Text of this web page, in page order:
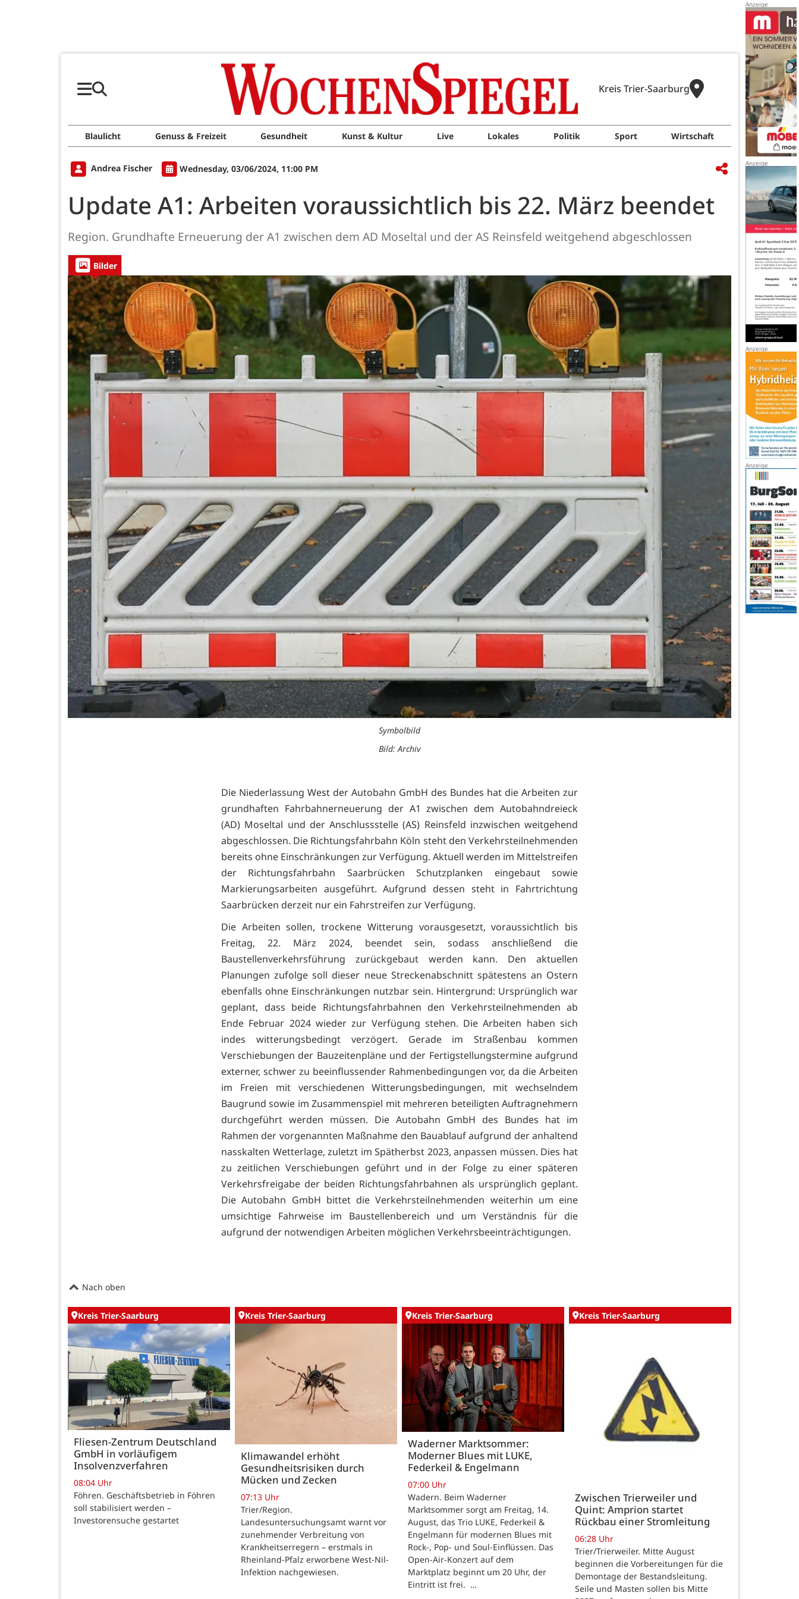
Kreis Trier-Saarburg
Blaulicht Genuss & Freizeit Gesundheit Kunst & Kultur Live Lokales Politik Sport Wirtschaft
Andrea Fischer Wednesday, 03/06/2024, 11:00 PM
Update A1: Arbeiten voraussichtlich bis 22. März beendet
Region. Grundhafte Erneuerung der A1 zwischen dem AD Moseltal und der AS Reinsfeld weitgehend abgeschlossen
Bilder
Symbolbild
Bild: Archiv
Die Niederlassung West der Autobahn GmbH des Bundes hat die Arbeiten zur
grundhaften Fahrbahnerneuerung der A1 zwischen dem Autobahndreieck
(AD) Moseltal und der Anschlussstelle (AS) Reinsfeld inzwischen weitgehend
abgeschlossen. Die Richtungsfahrbahn Köln steht den Verkehrsteilnehmenden
bereits ohne Einschränkungen zur Verfügung. Aktuell werden im Mittelstreifen
der Richtungsfahrbahn Saarbrücken Schutzplanken eingebaut sowie
Markierungsarbeiten ausgeführt. Aufgrund dessen steht in Fahrtrichtung
Saarbrücken derzeit nur ein Fahrstreifen zur Verfügung.
Die Arbeiten sollen, trockene Witterung vorausgesetzt, voraussichtlich bis
Freitag, 22. März 2024, beendet sein, sodass anschließend die
Baustellenverkehrsführung zurückgebaut werden kann. Den aktuellen
Planungen zufolge soll dieser neue Streckenabschnitt spätestens an Ostern
ebenfalls ohne Einschränkungen nutzbar sein. Hintergrund: Ursprünglich war
geplant, dass beide Richtungsfahrbahnen den Verkehrsteilnehmenden ab
Ende Februar 2024 wieder zur Verfügung stehen. Die Arbeiten haben sich
indes witterungsbedingt verzögert. Gerade im Straßenbau kommen
Verschiebungen der Bauzeitenpläne und der Fertigstellungstermine aufgrund
externer, schwer zu beeinflussender Rahmenbedingungen vor, da die Arbeiten
im Freien mit verschiedenen Witterungsbedingungen, mit wechselndem
Baugrund sowie im Zusammenspiel mit mehreren beteiligten Auftragnehmern
durchgeführt werden müssen. Die Autobahn GmbH des Bundes hat im
Rahmen der vorgenannten Maßnahme den Bauablauf aufgrund der anhaltend
nasskalten Wetterlage, zuletzt im Spätherbst 2023, anpassen müssen. Dies hat
zu zeitlichen Verschiebungen geführt und in der Folge zu einer späteren
Verkehrsfreigabe der beiden Richtungsfahrbahnen als ursprünglich geplant.
Die Autobahn GmbH bittet die Verkehrsteilnehmenden weiterhin um eine
umsichtige Fahrweise im Baustellenbereich und um Verständnis für die
aufgrund der notwendigen Arbeiten möglichen Verkehrsbeeinträchtigungen.
Nach oben
Kreis Trier-Saarburg
Fliesen-Zentrum Deutschland
GmbH in vorläufigem
Insolvenzverfahren
08:04 Uhr
Föhren. Geschäftsbetrieb in Föhren
soll stabilisiert werden –
Investorensuche gestartet
Kreis Trier-Saarburg
Klimawandel erhöht
Gesundheitsrisiken durch
Mücken und Zecken
07:13 Uhr
Trier/Region.
Landesuntersuchungsamt warnt vor
zunehmender Verbreitung von
Krankheitserregern – erstmals in
Rheinland-Pfalz erworbene West-Nil-
Infektion nachgewiesen.
Kreis Trier-Saarburg
Waderner Marktsommer:
Moderner Blues mit LUKE,
Federkeil & Engelmann
07:00 Uhr
Wadern. Beim Waderner
Marktsommer sorgt am Freitag, 14.
August, das Trio LUKE, Federkeil &
Engelmann für modernen Blues mit
Rock-, Pop- und Soul-Einflüssen. Das
Open-Air-Konzert auf dem
Marktplatz beginnt um 20 Uhr, der
Eintritt ist frei. …
Kreis Trier-Saarburg
Zwischen Trierweiler und
Quint: Amprion startet
Rückbau einer Stromleitung
06:28 Uhr
Trier/Trierweiler. Mitte August
beginnen die Vorbereitungen für die
Demontage der Bestandsleitung.
Seile und Masten sollen bis Mitte